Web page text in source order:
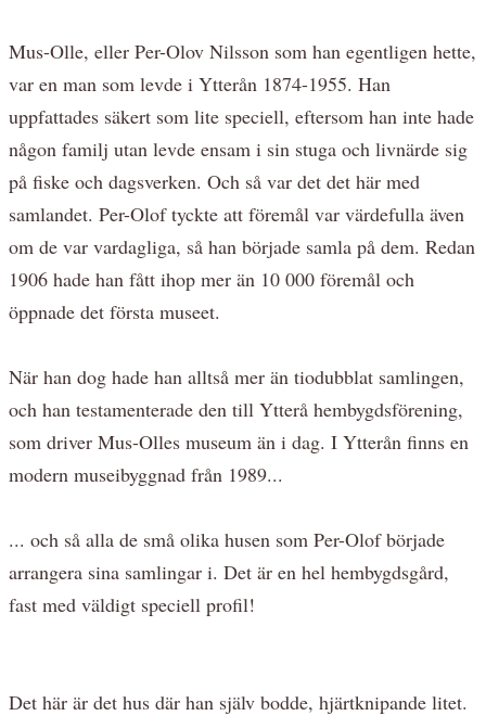
Mus-Olle, eller Per-Olov Nilsson som han egentligen hette,
var en man som levde i Ytterån 1874-1955. Han
uppfattades säkert som lite speciell, eftersom han inte hade
någon familj utan levde ensam i sin stuga och livnärde sig
på fiske och dagsverken. Och så var det det här med
samlandet. Per-Olof tyckte att föremål var värdefulla även
om de var vardagliga, så han började samla på dem. Redan
1906 hade han fått ihop mer än 10 000 föremål och
öppnade det första museet.
När han dog hade han alltså mer än tiodubblat samlingen,
och han testamenterade den till Ytterå hembygdsförening,
som driver Mus-Olles museum än i dag. I Ytterån finns en
modern museibyggnad från 1989...
... och så alla de små olika husen som Per-Olof började
arrangera sina samlingar i. Det är en hel hembygdsgård,
fast med väldigt speciell profil!
Det här är det hus där han själv bodde, hjärtknipande litet.